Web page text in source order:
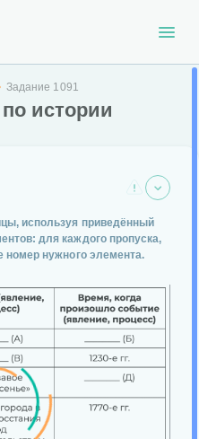
Задание 1091
истории
используя приведённый
для каждого пропуска,
номер нужного элемента.